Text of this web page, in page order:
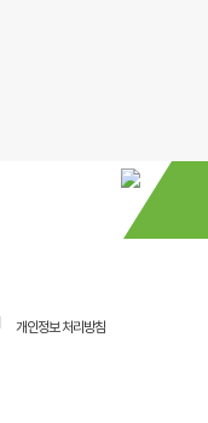
개인정보 처리방침